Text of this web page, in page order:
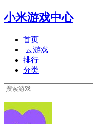
小米游戏中心
首页
云游戏
排行
分类